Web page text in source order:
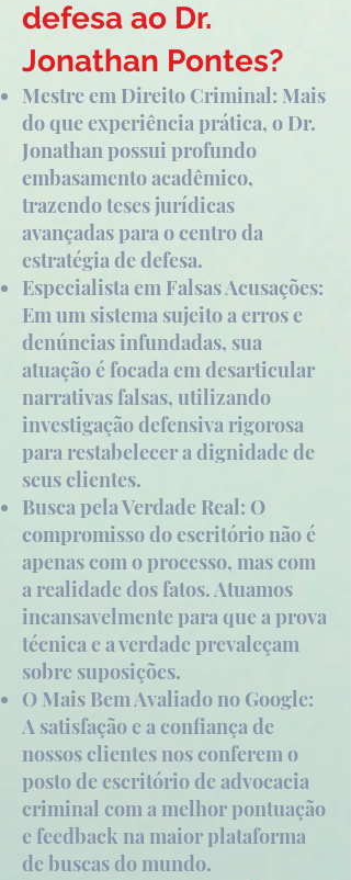
defesa ao Dr.
Jonathan Pontes?
Mestre em Direito Criminal: Mais
do que experiência prática, o Dr.
Jonathan possui profundo
embasamento acadêmico,
trazendo teses jurídicas
avançadas para o centro da
estratégia de defesa.
Especialista em Falsas Acusações:
Em um sistema sujeito a erros e
denúncias infundadas, sua
atuação é focada em desarticular
narrativas falsas, utilizando
investigação defensiva rigorosa
para restabelecer a dignidade de
seus clientes.
Busca pela Verdade Real: O
compromisso do escritório não é
apenas com o processo, mas com
a realidade dos fatos. Atuamos
incansavelmente para que a prova
técnica e a verdade prevaleçam
sobre suposições.
O Mais Bem Avaliado no Google:
A satisfação e a confiança de
nossos clientes nos conferem o
posto de escritório de advocacia
criminal com a melhor pontuação
e feedback na maior plataforma
de buscas do mundo.